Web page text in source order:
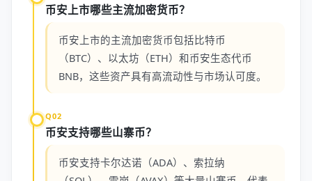
币安上市哪些主流加密货币？
币安上市的主流加密货币包括比特币
（BTC）、以太坊（ETH）和币安生态代币
BNB，这些资产具有高流动性与市场认可度。
Q02
币安支持哪些山寨币？
币安支持卡尔达诺（ADA）、索拉纳